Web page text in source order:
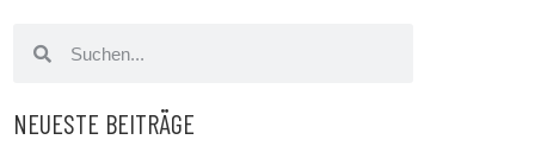
NEUESTE BEITRÄGE